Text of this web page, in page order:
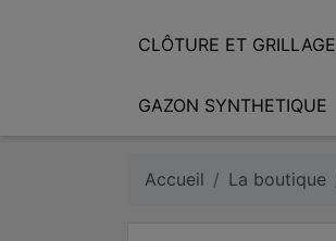
CLÔTURE ET GRILLAGE
GAZON SYNTHETIQUE
Accueil La boutique